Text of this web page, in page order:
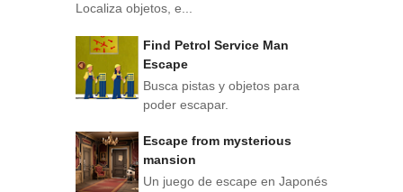
Localiza objetos, e...
Find Petrol Service Man
Escape
Busca pistas y objetos para
poder escapar.
Escape from mysterious
mansion
Un juego de escape en Japonés